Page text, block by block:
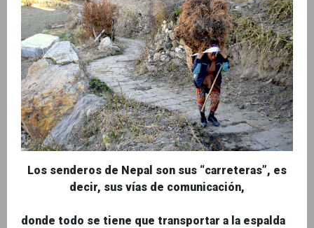
Los senderos de Nepal son sus “carreteras”, es
decir, sus vías de comunicación,
donde todo se tiene que transportar a la espalda